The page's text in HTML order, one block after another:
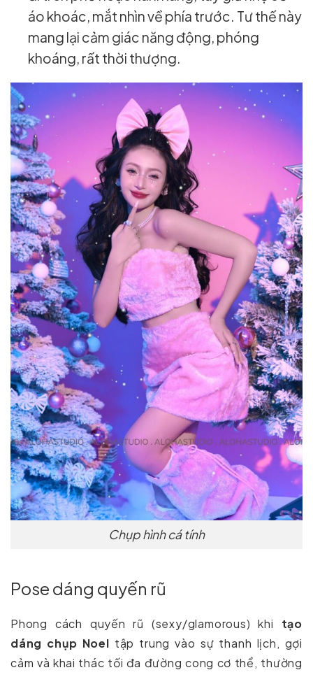
áo khoác, mắt nhìn về phía trước. Tư thế này
mang lại cảm giác năng động, phóng
khoáng, rất thời thượng.
Chụp hình cá tính
Pose dáng quyến rũ
Phong cách quyến rũ (sexy/glamorous) khi tạo
dáng chụp Noel tập trung vào sự thanh lịch, gợi
cảm và khai thác tối đa đường cong cơ thể, thường